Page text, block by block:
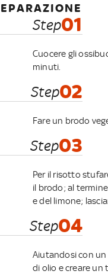
Step01
Cuocere gli
minuti.
Step02
Fare un brodo
Step03
Per il risotto
il brodo; al
e del limone;
Step04
Aiutandosi con un
di olio e creare un